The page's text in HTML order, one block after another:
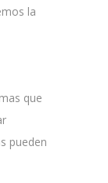
la
que
pueden